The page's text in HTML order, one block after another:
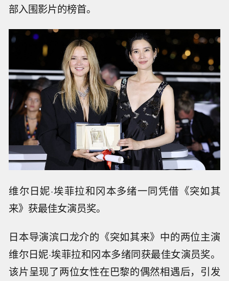
部入围影片的榜首。
维尔日妮·埃菲拉和冈本多绪一同凭借《突如其
来》获最佳女演员奖。
日本导演滨口龙介的《突如其来》中的两位主演
维尔日妮·埃菲拉和冈本多绪同获最佳女演员奖。
该片呈现了两位女性在巴黎的偶然相遇后，引发